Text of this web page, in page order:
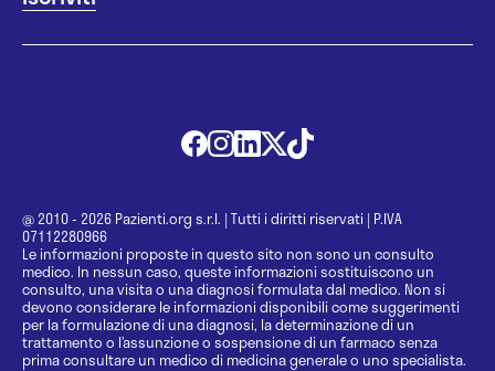
@ 2010 - 2026 Pazienti.org s.r.l. | Tutti i diritti riservati | P.IVA
07112280966
Le informazioni proposte in questo sito non sono un consulto
medico. In nessun caso, queste informazioni sostituiscono un
consulto, una visita o una diagnosi formulata dal medico. Non si
devono considerare le informazioni disponibili come suggerimenti
per la formulazione di una diagnosi, la determinazione di un
trattamento o l’assunzione o sospensione di un farmaco senza
prima consultare un medico di medicina generale o uno specialista.